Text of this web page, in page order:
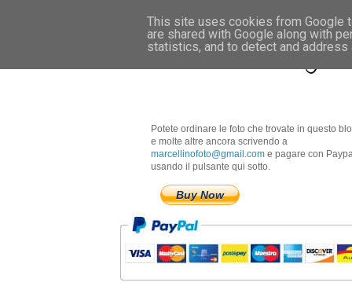
Marcellino
Potete ordinare le foto che trovate in questo
e molte altre ancora scrivendo a
marcellinofoto@gmail.com e pagare con
usando il pulsante qui sotto.
Buy Now
This site uses cookies from Google
are shared with Google along with
statistics, and to detect and address